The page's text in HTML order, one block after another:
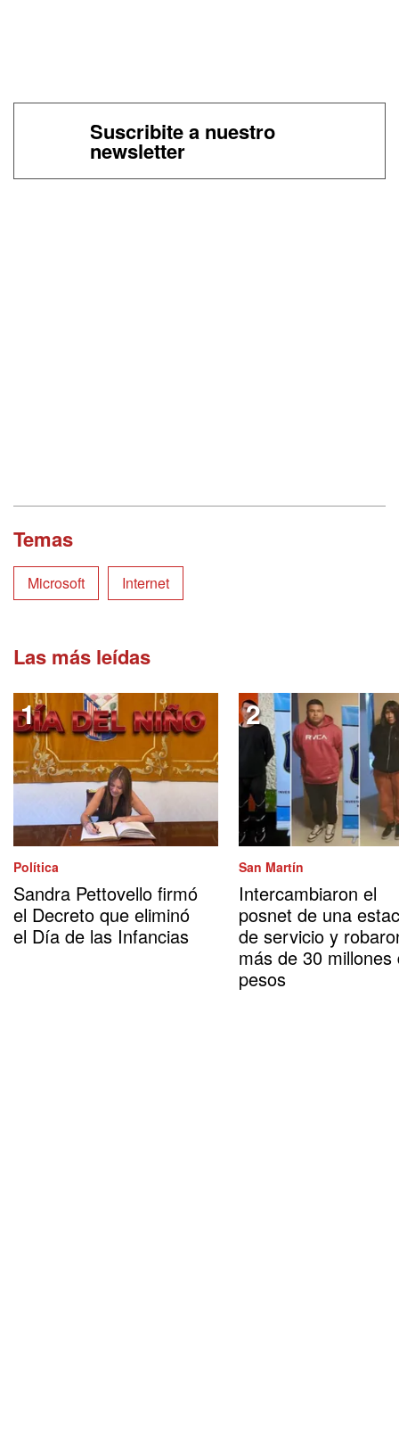
Suscribite a nuestro
newsletter
Temas
Microsoft Internet
Las más leídas
Política
Sandra Pettovello firmó
el Decreto que eliminó
el Día de las Infancias
San Martín
Intercambiaron el
posnet de una
de servicio y
más de 30 millones
pesos